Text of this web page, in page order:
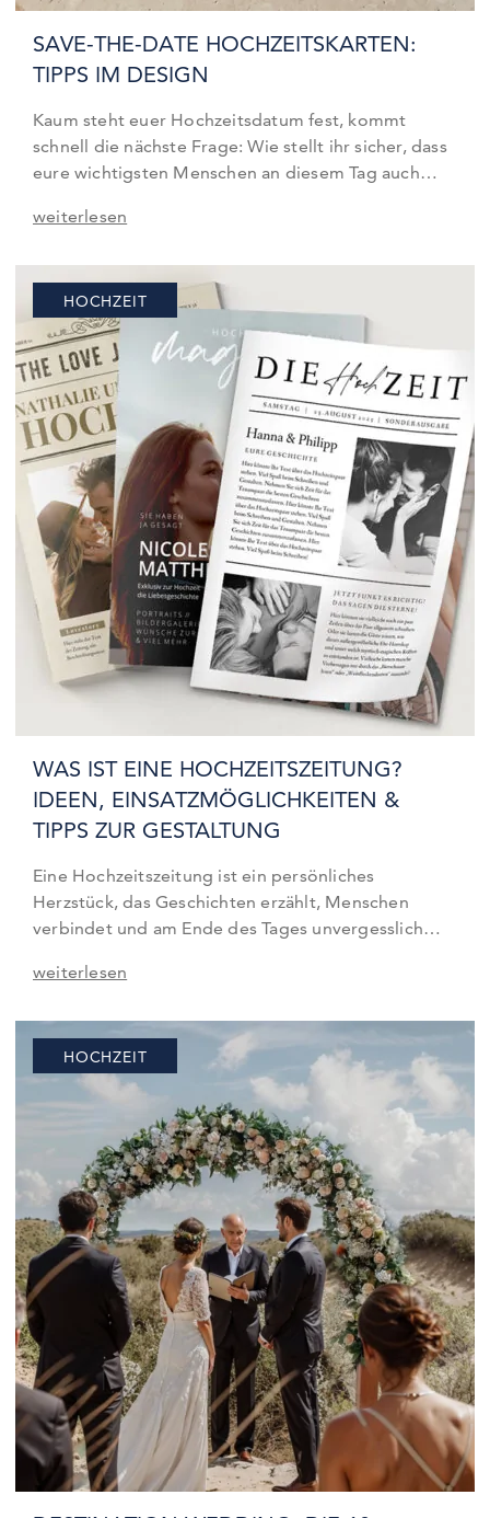
SAVE-THE-DATE HOCHZEITSKARTEN:
TIPPS IM DESIGN
Kaum steht euer Hochzeitsdatum fest, kommt
schnell die nächste Frage: Wie stellt ihr sicher, dass
eure wichtigsten Menschen an diesem Tag auch
Date Karten gedacht. In diesem Artikel erfahrt ihr,
Informationen wirklich wichtig sind und wie ihr sie
passend zu eurem Stil gestaltet.…
weiterlesen
WAS IST EINE HOCHZEITSZEITUNG?
IDEEN, EINSATZMÖGLICHKEITEN &
TIPPS ZUR GESTALTUNG
Eine Hochzeitszeitung ist ein persönliches
Herzstück, das Geschichten erzählt, Menschen
verbindet und am Ende des Tages unvergesslich
Hochzeitszeitung ist kein Produkt mit einem festen
Anlass entstehen völlig unterschiedliche Varianten –
mal gestaltet das Brautpaar sie liebevoll für seine
Gäste, mal überraschen enge…
weiterlesen
HOCHZEIT
HOCHZEIT